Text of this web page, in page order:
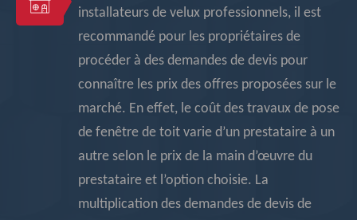
installateurs de velux professionnels, il est
recommandé pour les propriétaires de
procéder à des demandes de devis pour
connaître les prix des offres proposées sur le
marché. En effet, le coût des travaux de pose
de fenêtre de toit varie d’un prestataire à un
autre selon le prix de la main d’œuvre du
prestataire et l’option choisie. La
multiplication des demandes de devis de